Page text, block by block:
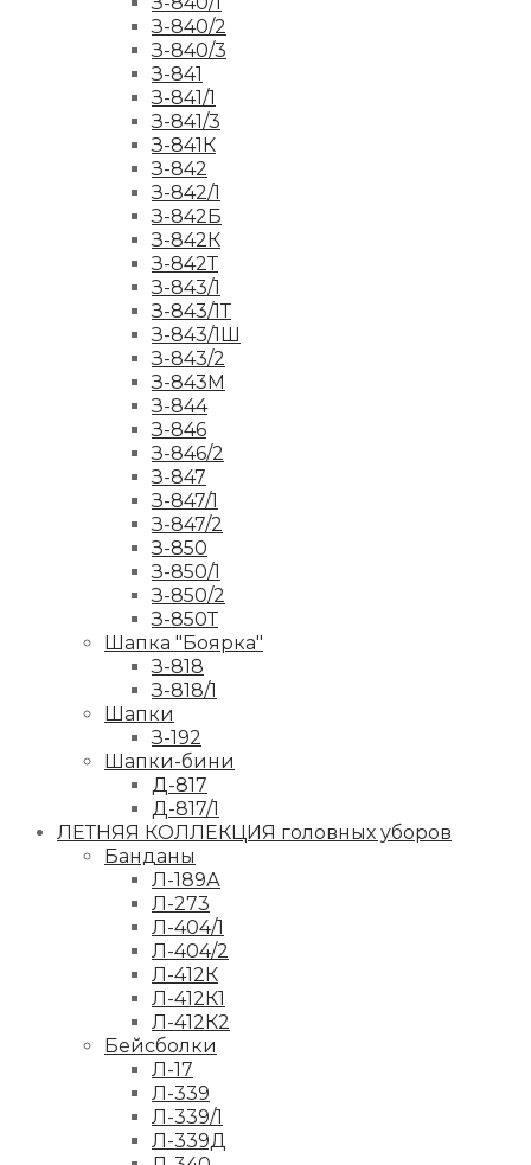
З-840/2
З-840/3
З-841
З-841/1
З-841/3
З-841К
З-842
З-842/1
З-842Б
З-842К
З-842Т
З-843/1
З-843/1Т
З-843/1Ш
З-843/2
З-843М
З-844
З-846
З-846/2
З-847
З-847/1
З-847/2
З-850
З-850/1
З-850/2
З-850Т
Шапка "Боярка"
З-818
З-818/1
Шапки
З-192
Шапки-бини
Д-817
Д-817/1
ЛЕТНЯЯ КОЛЛЕКЦИЯ головных уборов
Банданы
Л-189А
Л-273
Л-404/1
Л-404/2
Л-412К
Л-412К1
Л-412К2
Бейсболки
Л-17
Л-339
Л-339/1
Л-339Д